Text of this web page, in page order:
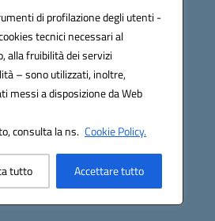
di profilazione degli utenti -
tecnici necessari al
alla fruibilità dei servizi
– sono utilizzati, inoltre,
a disposizione da Web
consulta la ns. Cookie Policy.
tutto Accettare tutto